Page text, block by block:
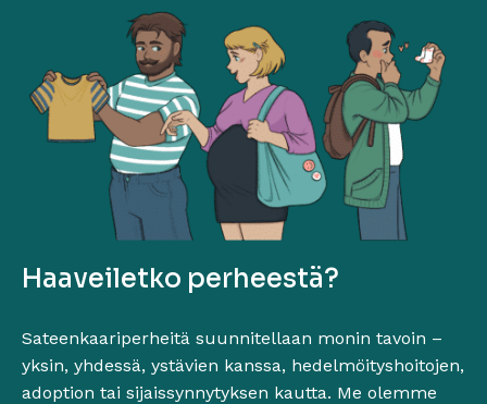
Haaveiletko perheestä?
Sateenkaariperheitä suunnitellaan monin tavoin –
yksin, yhdessä, ystävien kanssa, hedelmöityshoitojen,
adoption tai sijaissynnytyksen kautta. Me olemme